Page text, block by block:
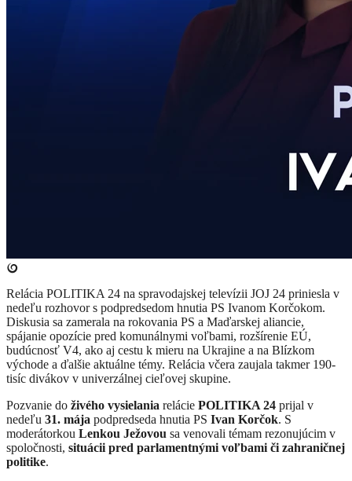
Relácia POLITIKA 24 na spravodajskej televízii JOJ 24 priniesla v
nedeľu rozhovor s podpredsedom hnutia PS Ivanom Korčokom.
Diskusia sa zamerala na rokovania PS a Maďarskej aliancie,
spájanie opozície pred komunálnymi voľbami, rozšírenie EÚ,
budúcnosť V4, ako aj cestu k mieru na Ukrajine a na Blízkom
východe a ďalšie aktuálne témy. Relácia včera zaujala takmer 190-
tisíc divákov v univerzálnej cieľovej skupine.
Pozvanie do živého vysielania relácie POLITIKA 24 prijal v
nedeľu 31. mája podpredseda hnutia PS Ivan Korčok. S
moderátorkou Lenkou Ježovou sa venovali témam rezonujúcim v
spoločnosti, situácii pred parlamentnými voľbami či zahraničnej
politike.